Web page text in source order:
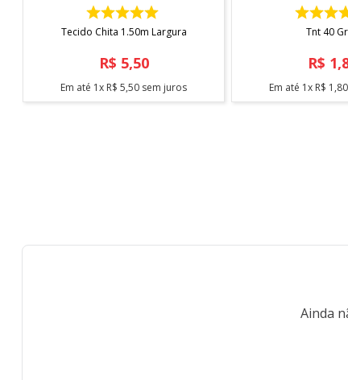
*Imagem meramente ilustrativa"
COMPRAR
Tecido Chita 1.50m Largura
R$ 5,50
Em até 1x R$ 5,50 sem juros
Tnt 40
R$ 1,
Em até 1x R$ 1,80
Ainda